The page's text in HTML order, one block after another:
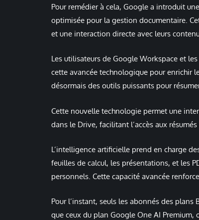
Pour remédier à cela, Google a introduit
optimisée pour la gestion documentaire.
et une interaction directe avec leurs
Les utilisateurs de Google Workspace et
cette avancée technologique pour enrichir
désormais des outils puissants pour
Cette nouvelle technologie permet une
dans le Drive, facilitant l’accès aux
L’intelligence artificielle prend en charge
feuilles de calcul, les présentations, et les
personnels. Cette capacité avancée
Pour l’instant, seuls les abonnés des
que ceux du plan Google One AI